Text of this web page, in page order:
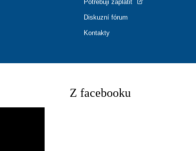
Potřebuji zaplatit
Diskuzní fórum
Kontakty
Z facebooku